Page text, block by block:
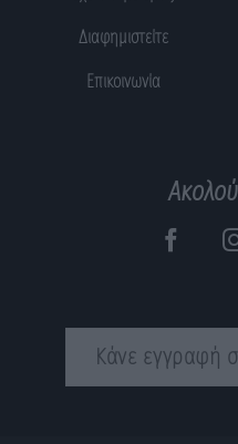
Διαφημιστείτε
Επικοινωνία
Κάνε εγγραφή